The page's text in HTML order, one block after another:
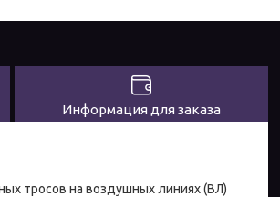
Информация для заказа
тросов на воздушных линиях (ВЛ)